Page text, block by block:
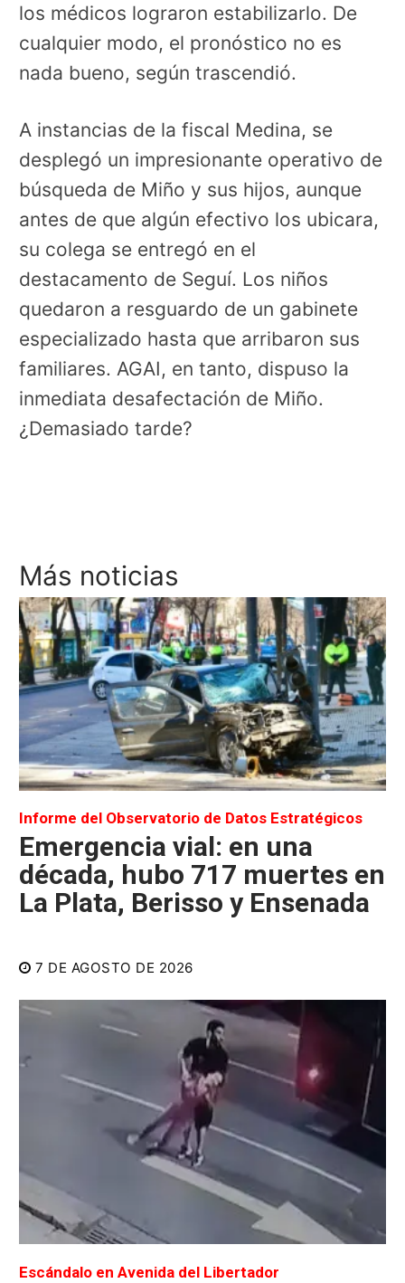
los médicos lograron estabilizarlo. De
cualquier modo, el pronóstico no es
nada bueno, según trascendió.
A instancias de la fiscal Medina, se
desplegó un impresionante operativo de
búsqueda de Miño y sus hijos, aunque
antes de que algún efectivo los ubicara,
su colega se entregó en el
destacamento de Seguí. Los niños
quedaron a resguardo de un gabinete
especializado hasta que arribaron sus
familiares. AGAI, en tanto, dispuso la
inmediata desafectación de Miño.
¿Demasiado tarde?
Más noticias
Informe del Observatorio de Datos Estratégicos
Emergencia vial: en una
década, hubo 717 muertes en
La Plata, Berisso y Ensenada
7 DE AGOSTO DE 2026
Escándalo en Avenida del Libertador